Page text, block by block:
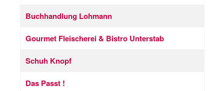
Buchhandlung Lohmann
Gourmet Fleischerei & Bistro Unterstab
Schuh Knopf
Das Passt !